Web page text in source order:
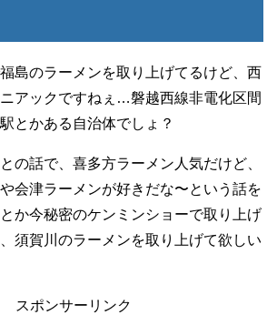
島のラーメンを取り上げてるけど、西
アックですねぇ…磐越西線非電化区間
とかある自治体でしょ？
の話で、喜多方ラーメン人気だけど、
会津ラーメンが好きだな〜という話を
か今秘密のケンミンショーで取り上げ
須賀川のラーメンを取り上げて欲しい
スポンサーリンク